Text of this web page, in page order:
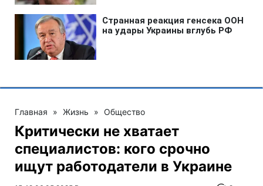
Главная » Жизнь » Общество
Критически не хватает
специалистов: кого срочно
ищут работодатели в Украине